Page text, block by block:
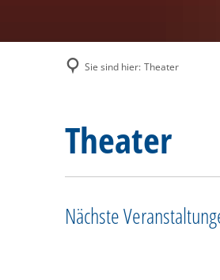
Sie sind hier: Theater
TheaterTheater
Nächste